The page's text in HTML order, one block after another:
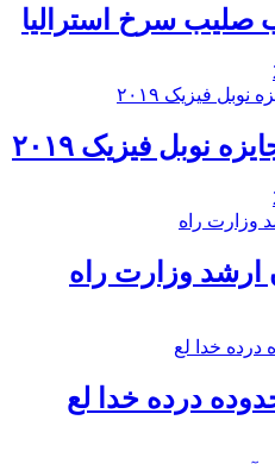
صلیب سرخ استرالیا
نوبل فیزیک ۲۰۱۹
ارشد وزارت راه
درده خدا لع